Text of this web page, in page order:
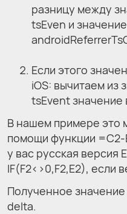
разницу между
tsEven и
Если этого
iOS: вычитаем из
tsEvent значение
В нашем примере это
помощи функции
у вас русская версия
IF(F2<>0,F2,E2), если
Полученное
delta.